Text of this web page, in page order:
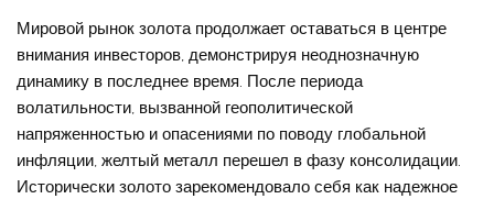
Мировой рынок золота продолжает оставаться в центре
внимания инвесторов, демонстрируя неоднозначную
динамику в последнее время. После периода
волатильности, вызванной геополитической
напряженностью и опасениями по поводу глобальной
инфляции, желтый металл перешел в фазу консолидации.
Исторически золото зарекомендовало себя как надежное